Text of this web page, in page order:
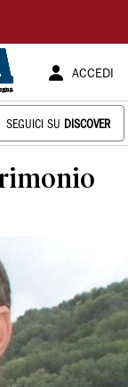
ACCEDI
SEGUICI SU DISCOVER